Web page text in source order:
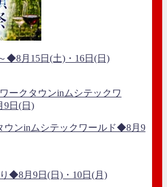
◆8月15日(土)・16日(日)
ウンinムシテックワールド◆8月9